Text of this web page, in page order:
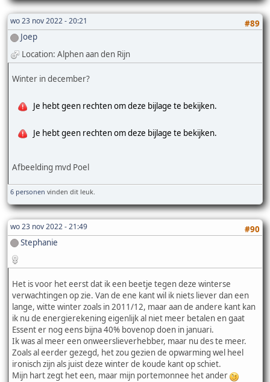
wo 23 nov 2022 - 20:21
#89
Joep
Location: Alphen aan den Rijn
Winter in december?
Je hebt geen rechten om deze bijlage te bekijken.
Je hebt geen rechten om deze bijlage te bekijken.
Afbeelding mvd Poel
6 personen vinden dit leuk.
wo 23 nov 2022 - 21:49
#90
Stephanie
Het is voor het eerst dat ik een beetje tegen deze winterse
verwachtingen op zie. Van de ene kant wil ik niets liever dan een
lange, witte winter zoals in 2011/12, maar aan de andere kant kan
ik nu de energierekening eigenlijk al niet meer betalen en gaat
Essent er nog eens bijna 40% bovenop doen in januari.
Ik was al meer een onweerslieverhebber, maar nu des te meer.
Zoals al eerder gezegd, het zou gezien de opwarming wel heel
ironisch zijn als juist deze winter de koude kant op schiet.
Mijn hart zegt het een, maar mijn portemonnee het ander